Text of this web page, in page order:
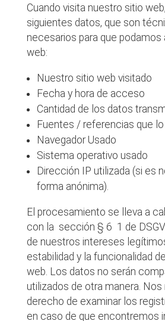
Cuando visita nuestro sitio
siguientes datos, que son
necesarios para que podamos
web:
Nuestro sitio web visitado
Fecha y hora de acceso
Cantidad de los datos
Fuentes / referencias que
Navegador Usado
Sistema operativo usado
Dirección IP utilizada (si es
forma anónima).
El procesamiento se lleva a
con la sección § 6 1 de
de nuestros intereses
estabilidad y la funcionalidad
web. Los datos no serán
utilizados de otra manera. Nos
derecho de examinar los
en caso de que encontremos